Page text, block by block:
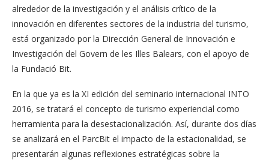
alrededor de la investigación y el análisis crítico de la
innovación en diferentes sectores de la industria del turismo,
está organizado por la Dirección General de Innovación e
Investigación del Govern de les Illes Balears, con el apoyo de
la Fundació Bit.
En la que ya es la XI edición del seminario internacional INTO
2016, se tratará el concepto de turismo experiencial como
herramienta para la desestacionalización. Así, durante dos días
se analizará en el ParcBit el impacto de la estacionalidad, se
presentarán algunas reflexiones estratégicas sobre la